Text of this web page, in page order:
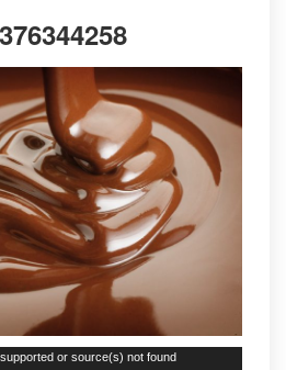
or source(s) not found